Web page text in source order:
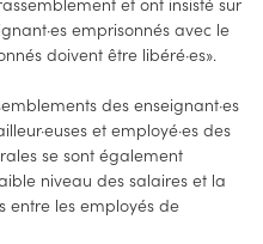
emprisonnés avec le
doivent être libéré·es».
des enseignant·es
et employé·es des
se sont également
niveau des salaires et la
entre les employés de